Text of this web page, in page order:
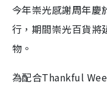
今年崇光感謝周年慶
行，期間崇光百貨將
物。
為配合Thankful